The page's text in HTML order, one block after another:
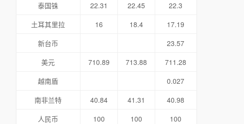
泰国铢
22.31 22.45
22.3
土耳其里拉
16 18.4
17.19
新台币
23.57
美元
710.89 713.88
711.28
越南盾
0.027
南非兰特
40.84 41.31
40.98
人民币
100 100 100